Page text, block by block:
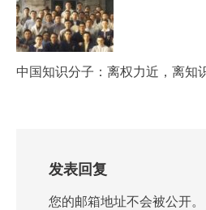
中国知识分子：离权力近，离知
发表回复
您的邮箱地址不会被公开。